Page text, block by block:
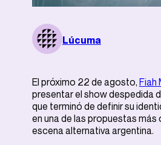
Lúcuma
El próximo 22 de agosto, Fiah
presentar el show despedida
que terminó de definir su
en una de las propuestas más
escena alternativa argentina.